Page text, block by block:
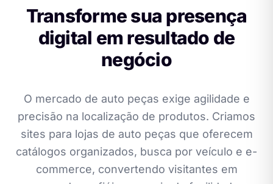
Transforme sua presença
digital em resultado de
negócio
O mercado de auto peças exige agilidade e
precisão na localização de produtos. Criamos
sites para lojas de auto peças que oferecem
catálogos organizados, busca por veículo e e-
commerce, convertendo visitantes em